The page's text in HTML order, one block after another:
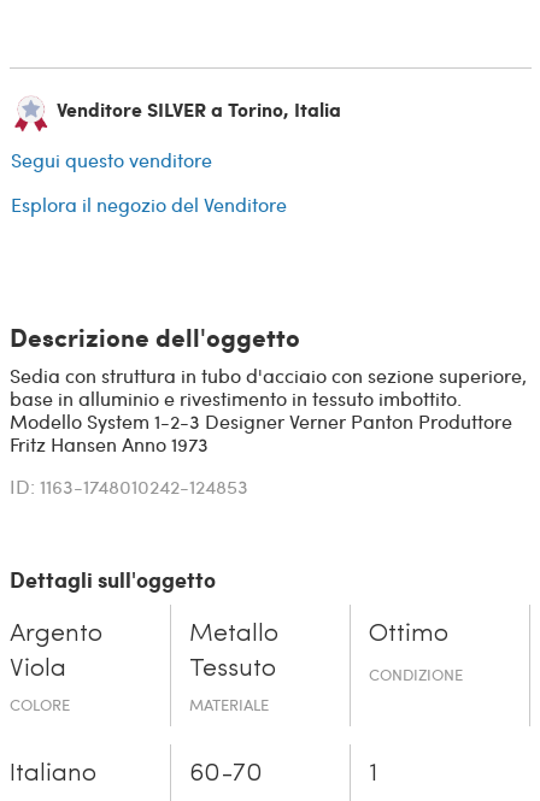
Venditore SILVER a Torino, Italia
Segui questo venditore
Esplora il negozio del Venditore
Descrizione dell'oggetto
Sedia con struttura in tubo d'acciaio con sezione superiore,
base in alluminio e rivestimento in tessuto imbottito.
Modello System 1-2-3 Designer Verner Panton Produttore
Fritz Hansen Anno 1973
ID: 1163-1748010242-124853
Dettagli sull'oggetto
Argento
Viola
COLORE
Metallo
Tessuto
MATERIALE
Ottimo
CONDIZIONE
Italiano 60-70 1